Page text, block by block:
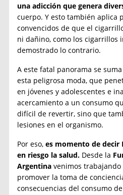
una adicción que genera
cuerpo. Y esto también aplica
convencidos de que el
ni dañino, como los cigarrillos
demostrado lo contrario.
A este fatal panorama se
esta peligrosa moda, que
en jóvenes y adolescentes e
acercamiento a un consumo
difícil de revertir, sino que
lesiones en el organismo.
Por eso,es momento de decir
en riesgo la salud. Desde la
Argentina venimos
promover la toma de
consecuencias del consumo